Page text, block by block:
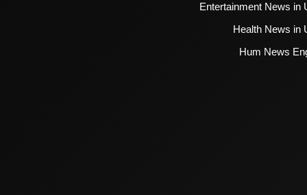
Entertainment News in
Health News in
Hum News